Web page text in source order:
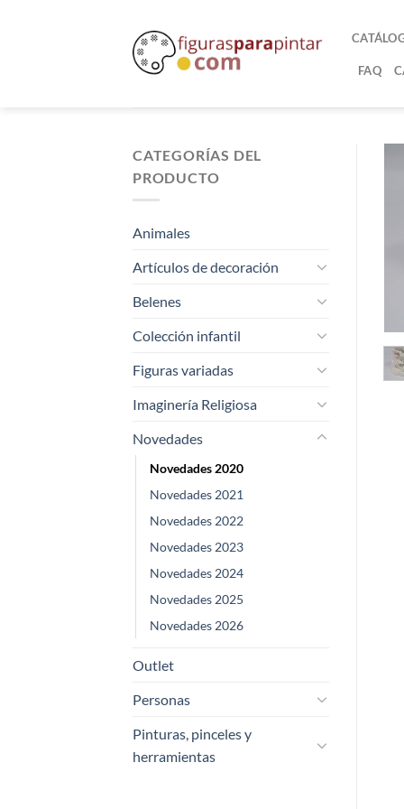
FAQ
CATEGORÍAS DEL
PRODUCTO
Animales
Artículos de decoración
Belenes
Colección infantil
Figuras variadas
Imaginería Religiosa
Novedades
Novedades 2020
Novedades 2021
Novedades 2022
Novedades 2023
Novedades 2024
Novedades 2025
Novedades 2026
Outlet
Personas
Pinturas, pinceles y
herramientas